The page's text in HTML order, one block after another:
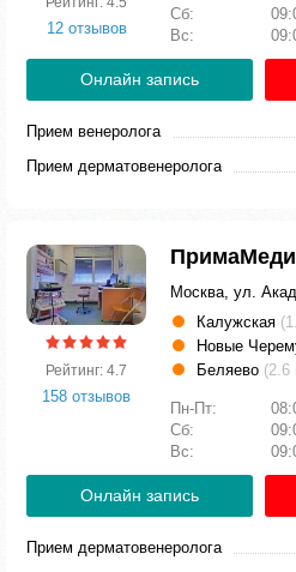
12 отзывов
Сб:
Вс:
Онлайн запись
Прием венеролога
Прием дерматовенеролога
Рейтинг: 4.7
158 отзывов
Москва, ул.
Калужская
Новые
Беляево (2.6
Пн-Пт:
Сб:
Вс:
Онлайн запись
Прием дерматовенеролога